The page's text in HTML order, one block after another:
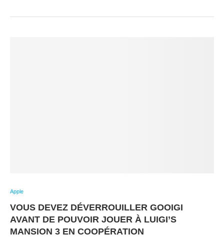
Apple
VOUS DEVEZ DÉVERROUILLER GOOIGI
AVANT DE POUVOIR JOUER À LUIGI’S
MANSION 3 EN COOPÉRATION